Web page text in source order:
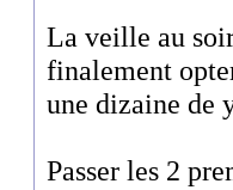
La veille au
finalement
une dizaine de
Passer les 2